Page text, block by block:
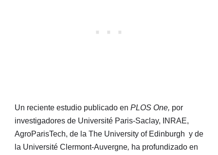
Un reciente estudio publicado en PLOS One, por
investigadores de Université Paris-Saclay, INRAE,
AgroParisTech, de la The University of Edinburgh y de
la Université Clermont-Auvergne, ha profundizado en